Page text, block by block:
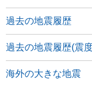
過去の地震履歴
過去の地震履歴(震
海外の大きな地震